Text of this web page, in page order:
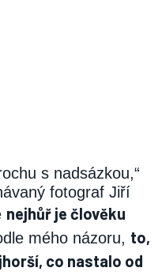
s nadsázkou,“
fotograf Jiří
nejhůř je člověku
mého názoru, to,
co nastalo od